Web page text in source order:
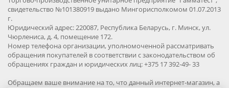
свидетельство №101380919 выдано Мингорисполкомом 01.07.2013
г.
Юридический адрес: 220087, Республика Беларусь, г. Минск, ул.
Чюрлениса, д. 4, помещение 172.
Номер телефона организации, уполномоченной рассматривать
обращения покупателей в соответствии с законодательством об
обращениях граждан и юридических лиц: +375 17 392-49- 33
Обращаем ваше внимание на то, что данный интернет-магазин, а